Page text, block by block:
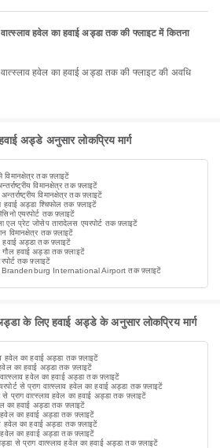
वात्स्लाव हवेल का हवाई अड्डा तक की फ्लाइट में कितना
अड्डे अनुसार लोकप्रिय मार्ग
विमानक्षेत्र तक फ़्लाइटें
विमानक्षेत्र तक फ़्लाइटें
विमानक्षेत्र तक फ़्लाइटें
हवाई अड्डा श्चिफोल तक फ़्लाइटें
एयरपोर्ट तक फ़्लाइटें
एल प्रेट जोसेप तारादेलस एयरपोर्ट तक फ़्लाइटें
विमानक्षेत्र तक फ़्लाइटें
हवाई अड्डा तक फ़्लाइटें
गौल हवाई अड्डा तक फ़्लाइटें
तक फ़्लाइटें
Brandenburg International Airport तक फ़्लाइटें
के लिए हवाई अड्डे के अनुसार लोकप्रिय मार्ग
हवेल का हवाई अड्डा तक फ़्लाइटें
का हवाई अड्डा तक फ़्लाइटें
हवेल का हवाई अड्डा तक फ़्लाइटें
से प्राग वात्स्लाव हवेल का हवाई अड्डा तक फ़्लाइटें
से प्राग वात्स्लाव हवेल का हवाई अड्डा तक फ़्लाइटें
का हवाई अड्डा तक फ़्लाइटें
हवेल का हवाई अड्डा तक फ़्लाइटें
हवेल का हवाई अड्डा तक फ़्लाइटें
हवेल का हवाई अड्डा तक फ़्लाइटें
से प्राग वात्स्लाव हवेल का हवाई अड्डा तक फ़्लाइटें